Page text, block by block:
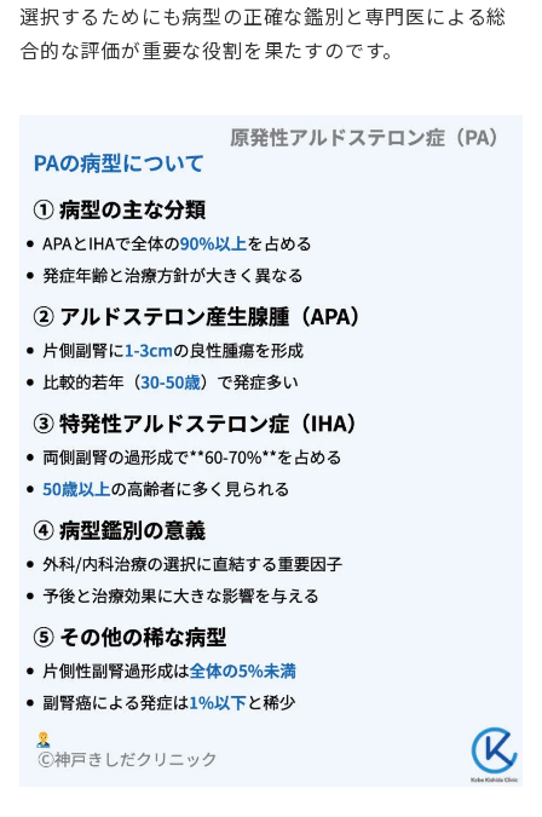
選択するためにも病型の正確な鑑別と専門医による総
合的な評価が重要な役割を果たすのです。